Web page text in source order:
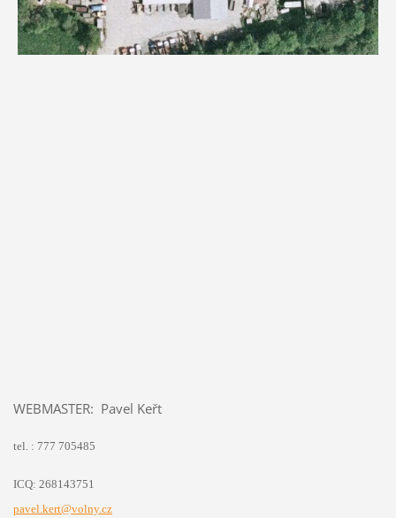
WEBMASTER: Pavel Keřt
tel. : 777 705485
ICQ: 268143751
pavel.kert@volny.cz